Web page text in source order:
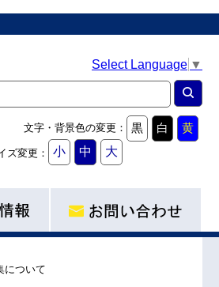
Select Language ▼
黄
白
黒
文字・背景色の変更：
大
中
小
ズ変更：
について